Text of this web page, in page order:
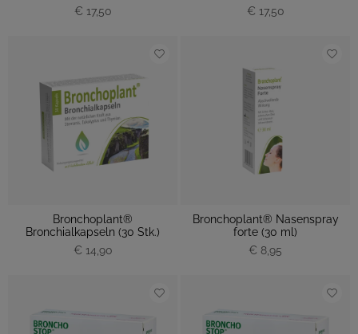
€ 17,50 € 17,50
Bronchoplant®
Bronchialkapseln (30 Stk.)
€ 14,90
Bronchoplant® Nasenspray
forte (30 ml)
€ 8,95